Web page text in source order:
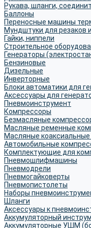
Рукава, шланги,
Баллоны
Переносные машины
Мундштуки для резаков
Гайки, ниппели
Строительное
Генераторы
Бензиновые
Дизельные
Инверторные
Блоки автоматики для
Аксессуары для
Пневмоинструмент
Компрессоры
Безмасляные
Масляные ременные
Масляные
Автомобильные
Комплектующие для
Пневмошлифмашины
Пневмодрели
Пневмогайковерты
Пневмопистолеты
Наборы
Шланги
Аксессуары к
Аккумуляторный
Аккумуляторные УШМ